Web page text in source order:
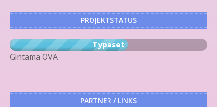
PROJEKTSTATUS
Typeset
Gintama OVA
PARTNER / LINKS